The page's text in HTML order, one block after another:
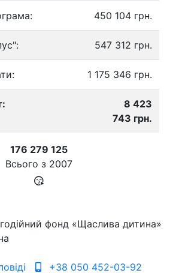
450 104 грн.
547 312 грн.
1 175 346 грн.
8 423
743 грн.
176 279 125
Всього з 2007
фонд «Щаслива дитина»
+38 050 452-03-92